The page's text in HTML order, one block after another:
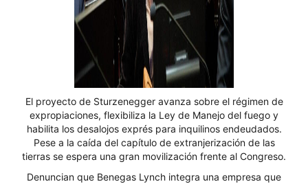
El proyecto de Sturzenegger avanza sobre el régimen de
expropiaciones, flexibiliza la Ley de Manejo del fuego y
habilita los desalojos exprés para inquilinos endeudados.
Pese a la caída del capítulo de extranjerización de las
tierras se espera una gran movilización frente al Congreso.
Denuncian que Benegas Lynch integra una empresa que